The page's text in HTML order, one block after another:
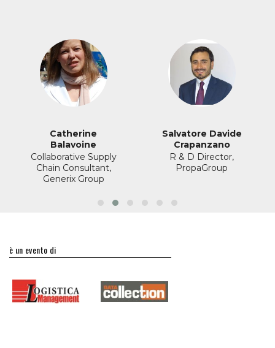
Catherine
Balavoine
Collaborative Supply
Chain Consultant,
Generix Group
Salvatore Davide
Crapanzano
R & D Director,
PropaGroup
è un evento di